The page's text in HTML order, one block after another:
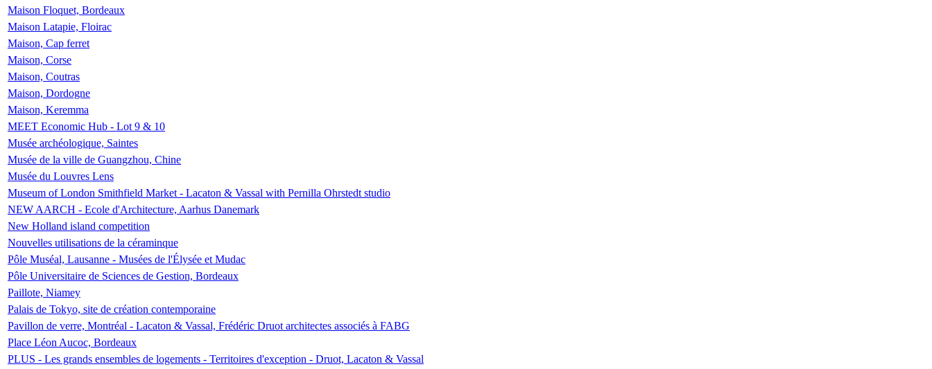
Maison Floquet, Bordeaux
Maison Latapie, Floirac
Maison, Cap ferret
Maison, Corse
Maison, Coutras
Maison, Dordogne
Maison, Keremma
MEET Economic Hub - Lot 9 & 10
Musée archéologique, Saintes
Musée de la ville de Guangzhou, Chine
Musée du Louvres Lens
Museum of London Smithfield Market - Lacaton & Vassal with Pernilla Ohrstedt studio
NEW AARCH - Ecole d'Architecture, Aarhus Danemark
New Holland island competition
Nouvelles utilisations de la céraminque
Pôle Muséal, Lausanne - Musées de l'Élysée et Mudac
Pôle Universitaire de Sciences de Gestion, Bordeaux
Paillote, Niamey
Palais de Tokyo, site de création contemporaine
Pavillon de verre, Montréal - Lacaton & Vassal, Frédéric Druot architectes associés à FABG
Place Léon Aucoc, Bordeaux
PLUS - Les grands ensembles de logements - Territoires d'exception - Druot, Lacaton & Vassal